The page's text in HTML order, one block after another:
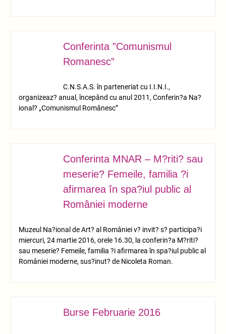
Conferinta ”Comunismul
Romanesc”
C.N.S.A.S. în parteneriat cu I.I.N.I.,
organizeaz? anual, începând cu anul 2011, Conferin?a Na?
ional? „Comunismul Românesc”
Conferinta MNAR – M?riti? sau
meserie? Femeile, familia ?i
afirmarea în spa?iul public al
României moderne
Muzeul Na?ional de Art? al României v? invit? s? participa?i
miercuri, 24 martie 2016, orele 16.30, la conferin?a M?riti?
sau meserie? Femeile, familia ?i afirmarea în spa?iul public al
României moderne, sus?inut? de Nicoleta Roman.
Burse Februarie 2016